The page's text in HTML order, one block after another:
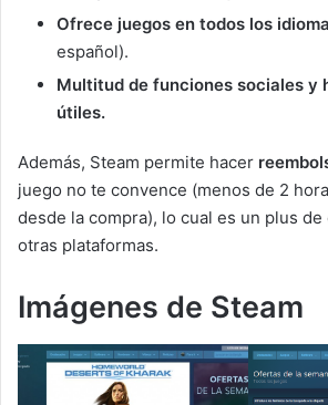
Ofrece juegos en todos los
español).
Multitud de funciones sociales y
útiles.
Además, Steam permite hacer
juego no te convence (menos de 2
desde la compra), lo cual es un plus
otras plataformas.
Imágenes de Steam